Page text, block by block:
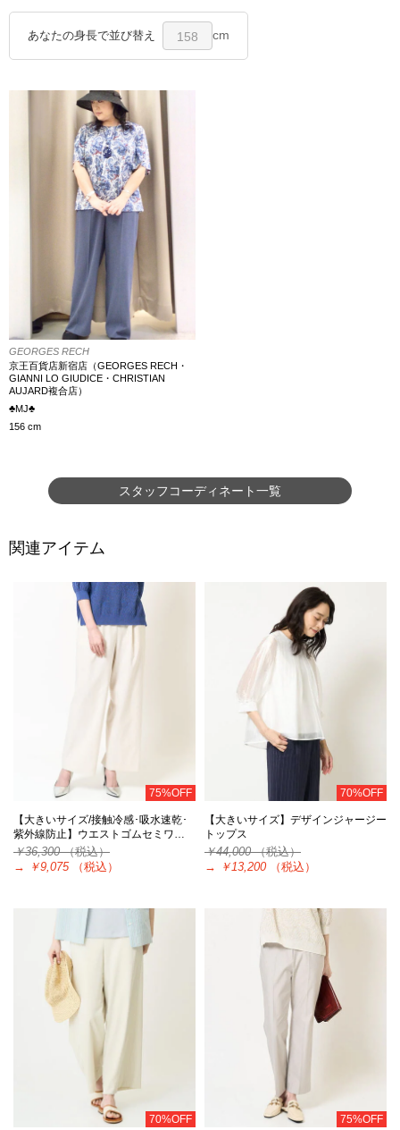
あなたの身長で並び替え 158 cm
GEORGES RECH
京王百貨店新宿店（GEORGES RECH・
GIANNI LO GIUDICE・CHRISTIAN
AUJARD複合店）
♣︎MJ♣︎
156 cm
スタッフコーディネート一覧
関連アイテム
75%OFF
【大きいサイズ/接触冷感･吸水速乾･
紫外線防止】ウエストゴムセミワ…
￥36,300（税込）
→
￥9,075 （税込）
70%OFF
【大きいサイズ】デザインジャージー
トップス
￥44,000（税込）
→
￥13,200 （税込）
70%OFF 75%OFF